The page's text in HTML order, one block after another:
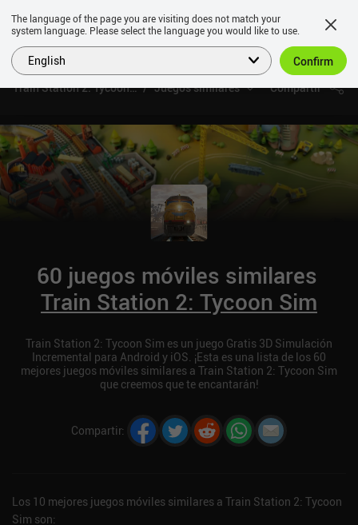
Train Station 2: Tycoon SimJuegos similares Compartir
60 juegos móviles similares
Train Station 2: Tycoon Sim
Train Station 2: Tycoon Sim es un juego Gratis 3D Simulación
Incremental para Android y iOS. ¡Esta es una lista de los 60
mejores juegos móviles similares a Train Station 2: Tycoon Sim
que creemos que te encantarán!
Compartir:
Los 10 mejores juegos móviles similares a Train Station 2: Tycoon
Sim son:
The language of the page you are visiting does not match your
system language. Please select the language you would like to use.
English Confirm